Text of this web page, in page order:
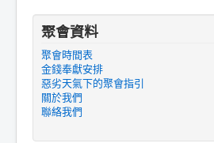
聚會資料
聚會時間表
金錢奉獻安排
惡劣天氣下的聚會指引
關於我們
聯絡我們